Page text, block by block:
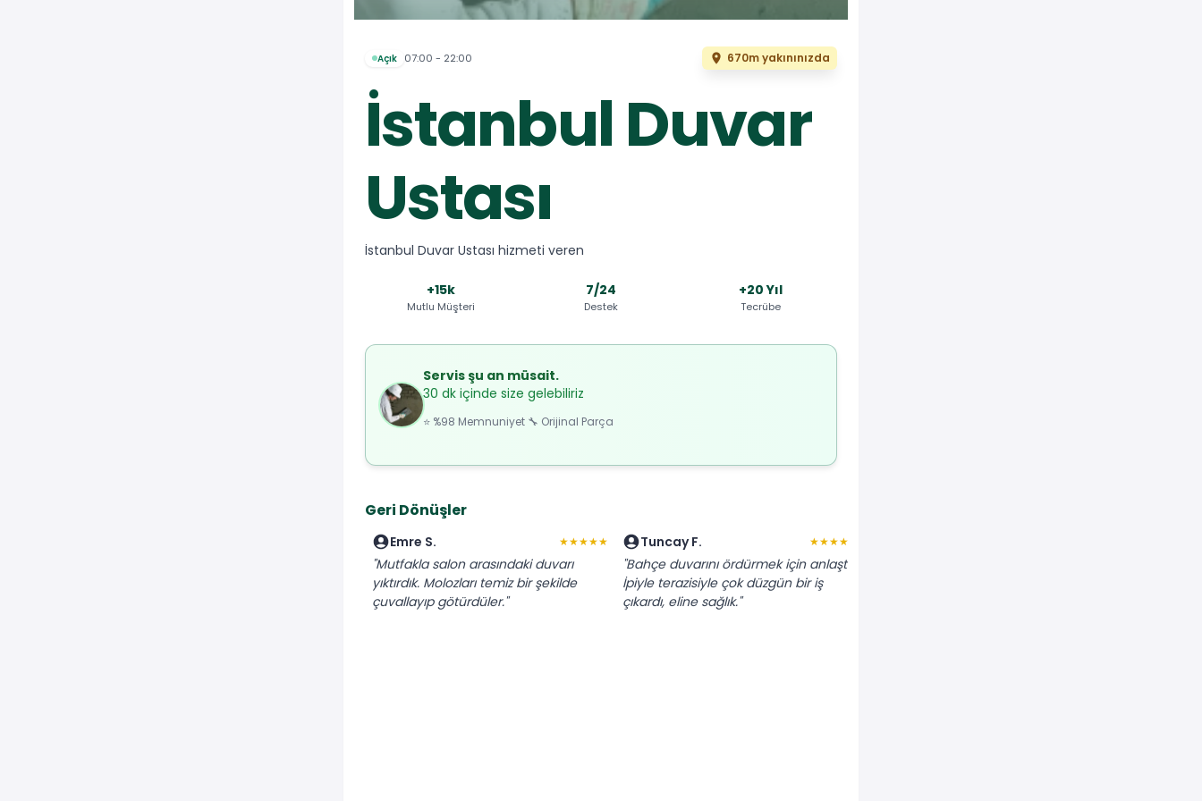
Açık 07:00 - 22:00 670m yakınınızda
İstanbul Duvar
Ustası
İstanbul Duvar Ustası hizmeti veren
+15k
Mutlu Müşteri
7/24
Destek
+20 Yıl
Tecrübe
Servis şu an müsait.
30 dk içinde size gelebiliriz
⭐ %98 Memnuniyet 🔧 Orijinal Parça
Geri Dönüşler
Emre S. ★★★★★
"Mutfakla salon arasındaki duvarı
yıktırdık. Molozları temiz bir şekilde
çuvallayıp götürdüler."
Tuncay F. ★★★★★
"Bahçe duvarını ördürmek için anlaştık.
İpiyle terazisiyle çok düzgün bir iş
çıkardı, eline sağlık."